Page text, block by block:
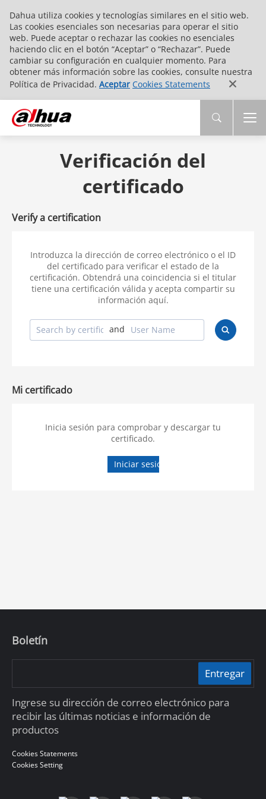
Dahua utiliza cookies y tecnologías similares en el sitio web.
Las cookies esenciales son necesarias para operar el sitio
web. Puede aceptar o rechazar las cookies no esenciales
haciendo clic en el botón “Aceptar” o “Rechazar”. Puede
cambiar su configuración en cualquier momento. Para
obtener más información sobre las cookies, consulte nuestra
Política de Privacidad. Aceptar Cookies Statements
Verificación del
certificado
Verify a certification
Introduzca la dirección de correo electrónico o el ID
del certificado para verificar el estado de la
certificación. Obtendrá una coincidencia si el titular
tiene una certificación válida y acepta compartir su
información aquí.
and
Mi certificado
Inicia sesión para comprobar y descargar tu
certificado.
Iniciar sesión
Boletín
Entregar
Ingrese su dirección de correo electrónico para
recibir las últimas noticias e información de
productos
Cookies Statements
Cookies Setting